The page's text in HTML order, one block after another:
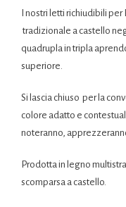
I nostri letti richiudibili
tradizionale a castello
quadrupla in tripla
superiore.
Si lascia chiuso per la
colore adatto e
noteranno,
Prodotta in legno
scomparsa a castello.